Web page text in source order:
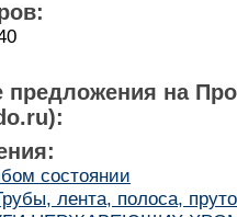
предложения на
состоянии
лента, полоса,